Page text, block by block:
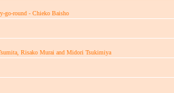
go-round - Chieko Baisho
Risako Murai and Midori Tsukimiya